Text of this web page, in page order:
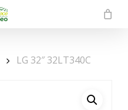
LG 32″ 32LT340C